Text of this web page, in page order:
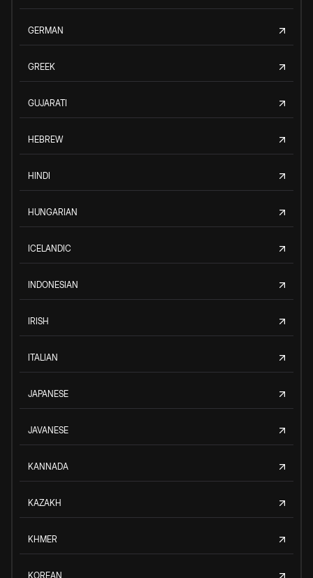
GERMAN
GREEK
GUJARATI
HEBREW
HINDI
HUNGARIAN
ICELANDIC
INDONESIAN
IRISH
ITALIAN
JAPANESE
JAVANESE
KANNADA
KAZAKH
KHMER
KOREAN